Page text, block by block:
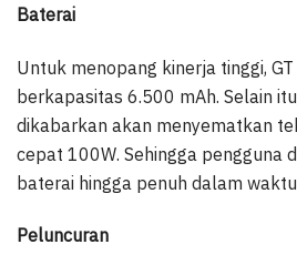
Baterai
Untuk menopang kinerja tinggi,
berkapasitas 6.500 mAh. Selain
dikabarkan akan menyematkan
cepat 100W. Sehingga pengguna
baterai hingga penuh dalam
Peluncuran